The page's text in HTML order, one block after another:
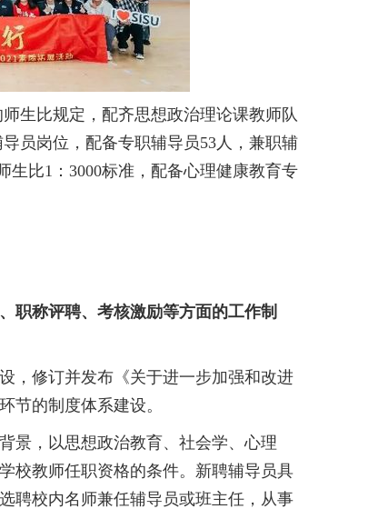
师生比规定，配齐思想政治理论课教师队
员岗位，配备专职辅导员53人，兼职辅
生比1：3000标准，配备心理健康教育专
职称评聘、考核激励等方面的工作制
，修订并发布《关于进一步加强和改进
节的制度体系建设。
景，以思想政治教育、社会学、心理
校教师任职资格的条件。 新聘辅导员具
选聘校内名师兼任辅导员或班主任，从事